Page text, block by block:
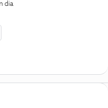
dia